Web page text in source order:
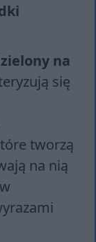
na
się
tworzą
na nią